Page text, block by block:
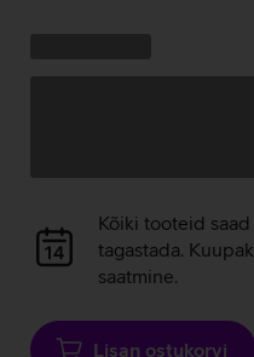
Andmete
laadimine
Kõiki tooteid saad
tagastada.
saatmine.
Lisan ostukorvi